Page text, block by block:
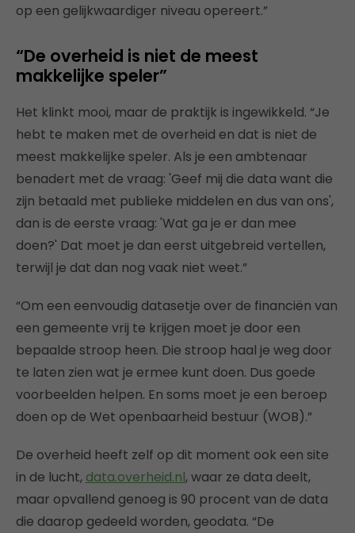
op een gelijkwaardiger niveau opereert.”
“De overheid is niet de meest
makkelijke speler”
Het klinkt mooi, maar de praktijk is ingewikkeld. “Je
hebt te maken met de overheid en dat is niet de
meest makkelijke speler. Als je een ambtenaar
benadert met de vraag: 'Geef mij die data want die
zijn betaald met publieke middelen en dus van ons',
dan is de eerste vraag: 'Wat ga je er dan mee
doen?' Dat moet je dan eerst uitgebreid vertellen,
terwijl je dat dan nog vaak niet weet.”
“Om een eenvoudig datasetje over de financiën van
een gemeente vrij te krijgen moet je door een
bepaalde stroop heen. Die stroop haal je weg door
te laten zien wat je ermee kunt doen. Dus goede
voorbeelden helpen. En soms moet je een beroep
doen op de Wet openbaarheid bestuur (WOB).”
De overheid heeft zelf op dit moment ook een site
in de lucht, data.overheid.nl, waar ze data deelt,
maar opvallend genoeg is 90 procent van de data
die daarop gedeeld worden, geodata. “De